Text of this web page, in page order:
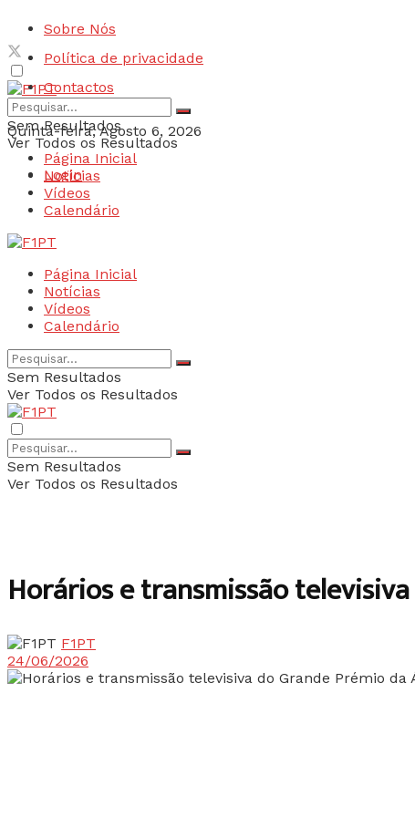
Sobre Nós
Política de privacidade
Contactos
Quinta-feira, Agosto 6, 2026
Login
Sem Resultados
Ver Todos os Resultados
Página Inicial
Notícias
Vídeos
Calendário
Página Inicial
Notícias
Vídeos
Calendário
Sem Resultados
Ver Todos os Resultados
Sem Resultados
Ver Todos os Resultados
Horários e transmissão
F1PT
24/06/2026